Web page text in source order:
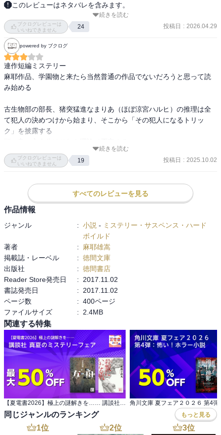
このレビューはネタバレを含みます。
結論として、それぞれの事件の犯人がはっきりとわからない（多
分、まりあの推理があっている？）こと、結末がバッドエンドっぽ
いこと、まりあの推理が合っていてもトリックが中々突拍子がない
こと（これはわざとだろうけど）。
ちょっと結末ありきに感じました。キャラクターは魅力的だし、彼
が今後どうなるのか気になるので、続きは読むと思います。
続きを読む
ブクログレビューは
いいねできません
24 投稿日 : 2026.04.29
powered by ブクログ
連作短編ミステリー
麻耶作品、学園物と来たら当然普通の作品でないだろうと思って読
み始める
古生物部の部長、猪突猛進なまりあ（ほぼ涼宮ハルヒ）の推理は全
て犯人の決めつけから始まり、そこから「その犯人になるトリッ
ク」を披露する
そしてきちんと犯人が提示されないまま次の短編へと進む
るのだろう
事件の真相を明かされないまま
残り２０ページの地点で今まで通りまりあの真剣に考えた「間違っ
最後には…
初めての麻耶作品にいい気がします
続きを読む
ブクログレビューは
いいねできません
19 投稿日 : 2025.10.02
すべてのレビューを見る
作品情報
ジャンル : 小説 - ミステリー・サスペンス・ハード
ボイルド
著者
:
麻耶雄嵩
掲載誌・レーベル
: 徳間文庫
出版社
: 徳間書店
Reader Store発売日
:
2017.11.02
書誌発売日
:
2017.11.02
ページ数
: 400ページ
ファイルサイズ
: 2.4MB
関連する特集
【夏電書2026】極上の謎解きを…… 講談社 真夏のミステリーフェア
同じジャンルのランキング もっと見る
1位 2位 3位